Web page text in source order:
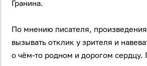
Гранина.
По мнению писателя, произведения
вызывать отклик у зрителя и
о чём-то родном и дорогом